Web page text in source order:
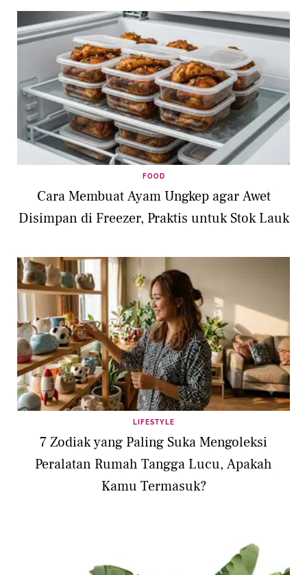
FOOD
Cara Membuat Ayam Ungkep agar Awet
Disimpan di Freezer, Praktis untuk Stok Lauk
LIFESTYLE
7 Zodiak yang Paling Suka Mengoleksi
Peralatan Rumah Tangga Lucu, Apakah
Kamu Termasuk?